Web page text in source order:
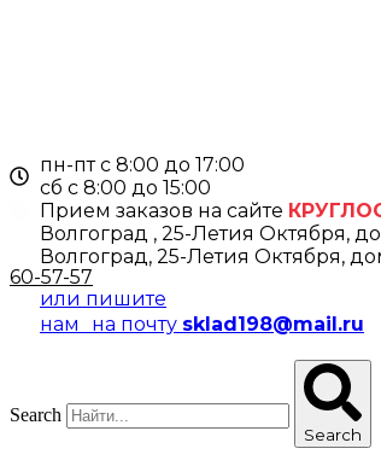
пн-пт с 8:00 до 17:00
cб с 8:00 до 15:00
Прием заказов на сайте
Волгоград , 25-Летия Октября,
Волгоград, 25-Летия Октября,
60-57-57
или пишите
нам на почту sklad198@mail.ru
Search
Search